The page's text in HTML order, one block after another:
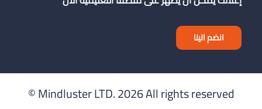
انضم الينا
Mindluster LTD.2026 All rights reserved ©